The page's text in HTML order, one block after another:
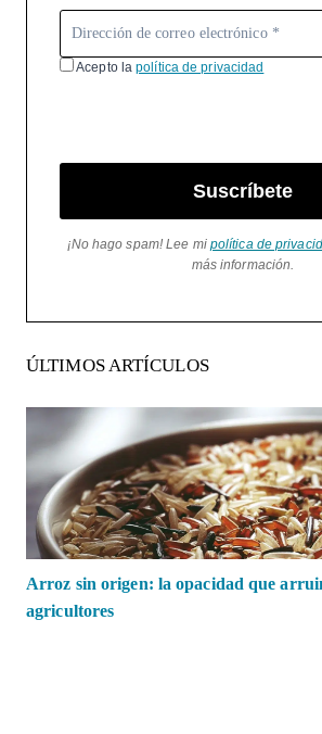
Acepto lapolítica de privacidad
Suscríbete
¡No hago spam! Lee mi política de
más información.
ÚLTIMOS ARTÍCULOS
Arroz sin origen: la opacidad que
agricultores